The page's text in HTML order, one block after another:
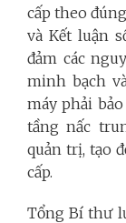
cấp theo
và Kết luận
đảm các
minh bạch
máy phải
tầng nấc
quản trị, tạo
cấp.
Tổng Bí thư